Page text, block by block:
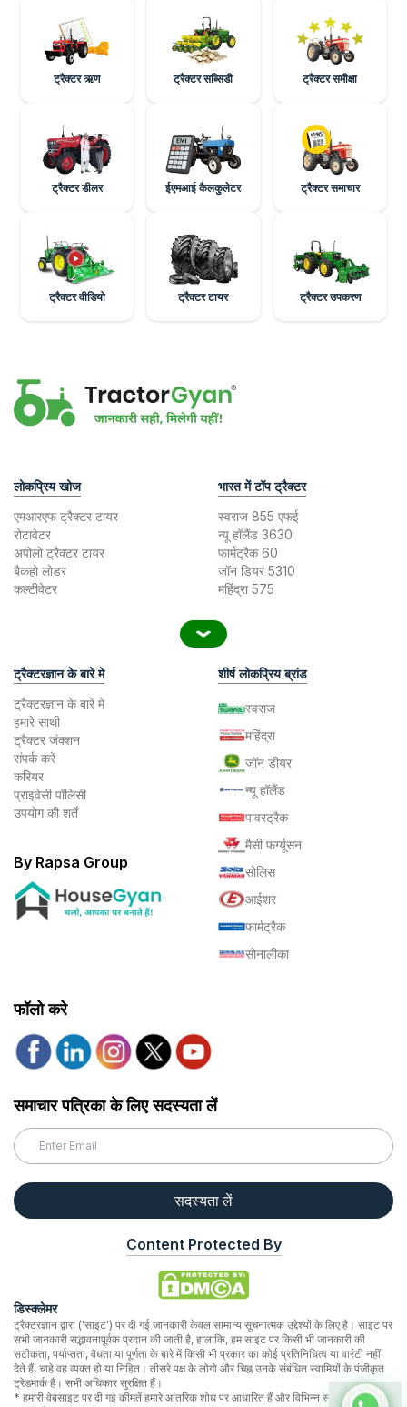
ट्रैक्टर ऋण ट्रैक्टर सब्सिडी ट्रैक्टर समीक्षा
ट्रैक्टर डीलर ईएमआई कैलकुलेटर ट्रैक्टर समाचार
ट्रैक्टर वीडियो ट्रैक्टर टायर ट्रैक्टर उपकरण
लोकप्रिय खोज
एमआरएफ ट्रैक्टर टायर
रोटावेटर
अपोलो ट्रैक्टर टायर
बैकहो लोडर
कल्टीवेटर
भारत में टॉप ट्रैक्टर
स्वराज 855 एफई
न्यू हॉलैंड 3630
फार्मट्रैक 60
जॉन डियर 5310
महिंद्रा 575
ट्रैक्टरज्ञान के बारे मे
ट्रैक्टरज्ञान के बारे मे
हमारे साथी
ट्रैक्टर जंक्शन
संपर्क करें
करियर
प्राइवेसी पॉलिसी
उपयोग की शर्तें
By Rapsa Group
शीर्ष लोकप्रिय ब्रांड
स्वराज
महिंद्रा
जॉन डीयर
न्यू हॉलैंड
पावरट्रैक
मैसी फर्ग्यूसन
सोलिस
आईशर
फार्मट्रैक
सोनालीका
फॉलो करे
समाचार पत्रिका के लिए सदस्यता लें
सदस्यता लें
Content Protected By
डिस्क्लेमर
ट्रैक्टरज्ञान द्वारा ('साइट') पर दी गई जानकारी केवल सामान्य सूचनात्मक उद्देश्यों के लिए है। साइट पर
सभी जानकारी सद्भावनापूर्वक प्रदान की जाती है, हालांकि, हम साइट पर किसी भी जानकारी की
सटीकता, पर्याप्तता, वैधता या पूर्णता के बारे में किसी भी प्रकार का कोई प्रतिनिधित्व या वारंटी नहीं
देते हैं, चाहे वह व्यक्त हो या निहित। तीसरे पक्ष के लोगो और चिह्न उनके संबंधित स्वामियों के पंजीकृत
ट्रेडमार्क हैं। सभी अधिकार सुरक्षित हैं।
* हमारी वेबसाइट पर दी गई कीमतें हमारे आंतरिक शोध पर आधारित हैं और विभिन्न स्थानों पर भिन्न हो